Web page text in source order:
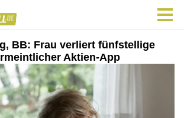
BB: Frau verliert fünfstellige
Aktien-App